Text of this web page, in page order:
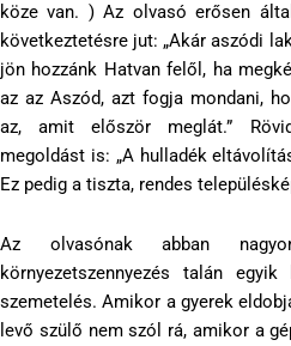
köze van. ) Az olvasó erősen
következtetésre jut: „Akár aszódi
jön hozzánk Hatvan felől, ha
az az Aszód, azt fogja mondani,
az, amit először meglát.”
megoldást is: „A hulladék
Ez pedig a tiszta, rendes
Az olvasónak abban
környezetszennyezés talán
szemetelés. Amikor a gyerek
levő szülő nem szól rá, amikor a